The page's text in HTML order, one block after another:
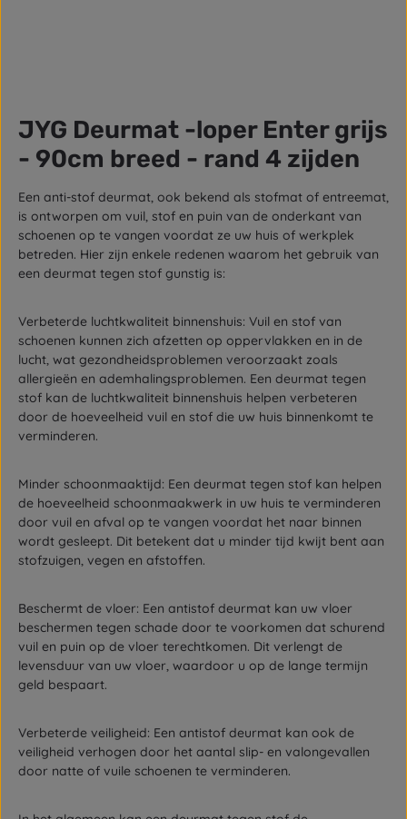
JYG Deurmat -loper Enter grijs
- 90cm breed - rand 4 zijden
Een anti-stof deurmat, ook bekend als stofmat of entreemat,
is ontworpen om vuil, stof en puin van de onderkant van
schoenen op te vangen voordat ze uw huis of werkplek
betreden. Hier zijn enkele redenen waarom het gebruik van
een deurmat tegen stof gunstig is:
Verbeterde luchtkwaliteit binnenshuis: Vuil en stof van
schoenen kunnen zich afzetten op oppervlakken en in de
lucht, wat gezondheidsproblemen veroorzaakt zoals
allergieën en ademhalingsproblemen. Een deurmat tegen
stof kan de luchtkwaliteit binnenshuis helpen verbeteren
door de hoeveelheid vuil en stof die uw huis binnenkomt te
verminderen.
Minder schoonmaaktijd: Een deurmat tegen stof kan helpen
de hoeveelheid schoonmaakwerk in uw huis te verminderen
door vuil en afval op te vangen voordat het naar binnen
wordt gesleept. Dit betekent dat u minder tijd kwijt bent aan
stofzuigen, vegen en afstoffen.
Beschermt de vloer: Een antistof deurmat kan uw vloer
beschermen tegen schade door te voorkomen dat schurend
vuil en puin op de vloer terechtkomen. Dit verlengt de
levensduur van uw vloer, waardoor u op de lange termijn
geld bespaart.
Verbeterde veiligheid: Een antistof deurmat kan ook de
veiligheid verhogen door het aantal slip- en valongevallen
door natte of vuile schoenen te verminderen.